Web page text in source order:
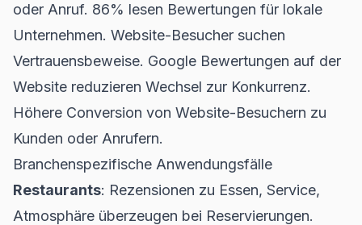
oder Anruf. 86% lesen Bewertungen für lokale
Unternehmen. Website-Besucher suchen
Vertrauensbeweise. Google Bewertungen auf der
Website reduzieren Wechsel zur Konkurrenz.
Höhere Conversion von Website-Besuchern zu
Kunden oder Anrufern.
Branchenspezifische Anwendungsfälle
Restaurants: Rezensionen zu Essen, Service,
Atmosphäre überzeugen bei Reservierungen.